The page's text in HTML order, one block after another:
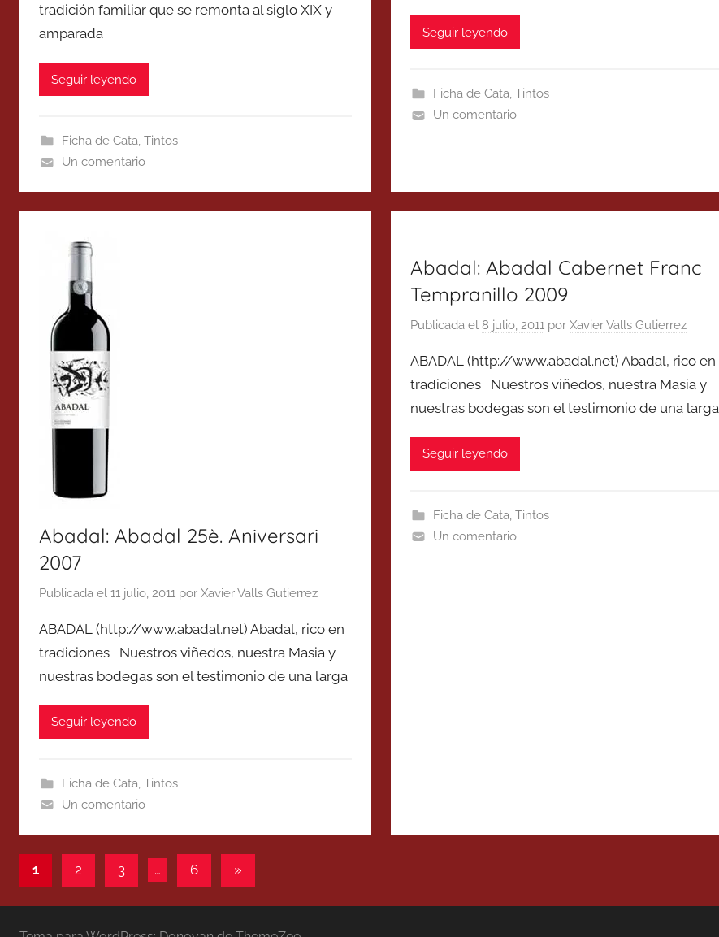
tradición familiar que se remonta al siglo XIX y
amparada
Seguir leyendo
Ficha de Cata, Tintos
Un comentario
Seguir leyendo
Ficha de Cata, Tintos
Un comentario
Abadal: Abadal 25è. Aniversari
2007
Publicada el 11 julio, 2011 por Xavier Valls Gutierrez
ABADAL (http://www.abadal.net) Abadal, rico en
tradiciones Nuestros viñedos, nuestra Masia y
nuestras bodegas son el testimonio de una larga
Seguir leyendo
Ficha de Cata, Tintos
Un comentario
Abadal: Abadal Cabernet Franc
Tempranillo 2009
Publicada el 8 julio, 2011 porXavier Valls Gutierrez
ABADAL (http://www.abadal.net) Abadal, rico en
tradiciones Nuestros viñedos, nuestra Masia y
nuestras bodegas son el testimonio de una larga
Seguir leyendo
Ficha de Cata, Tintos
Un comentario
Paginación
entradas
1 2 3 … 6
Entradas
»